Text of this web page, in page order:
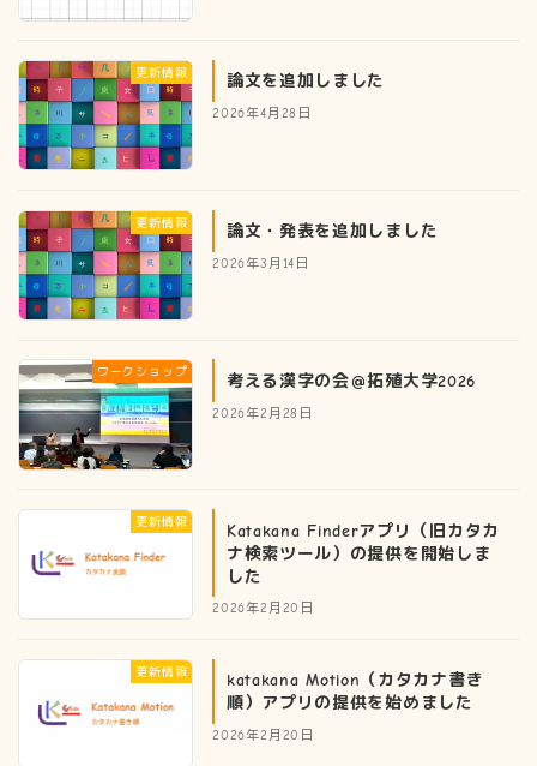
更新情報 論文を追加しました
2026年4月28日
更新情報 論文・発表を追加しました
2026年3月14日
ワークショップ 考える漢字の会＠拓殖大学2026
2026年2月28日
更新情報
Katakana Finderアプリ（旧カタカ
ナ検索ツール）の提供を開始しま
した
2026年2月20日
更新情報
katakana Motion（カタカナ書き
順）アプリの提供を始めました
2026年2月20日